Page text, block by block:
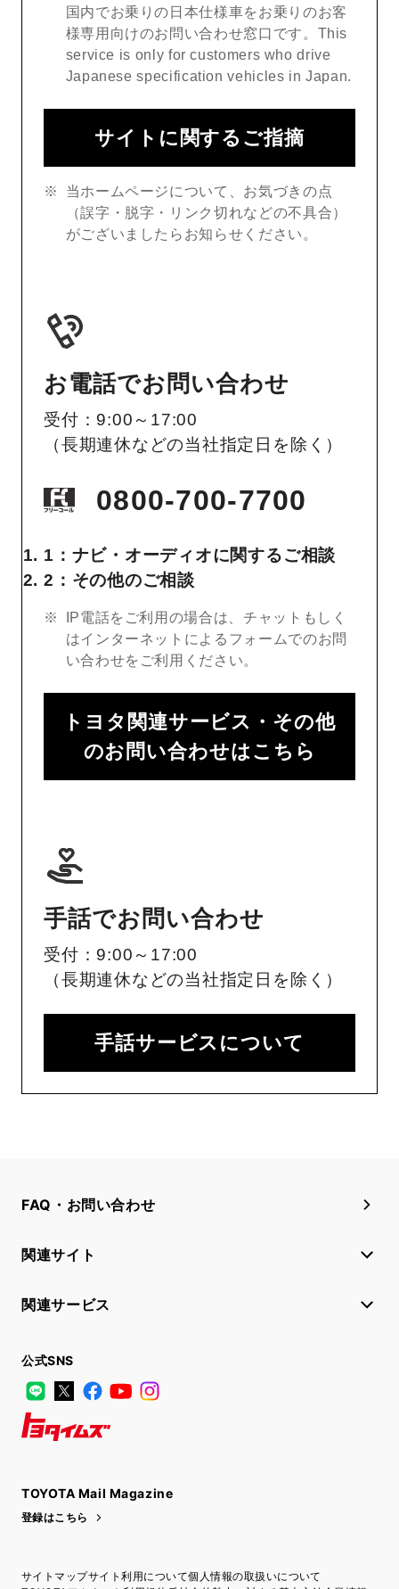
国内でお乗りの日本仕様車をお乗りのお客
様専用向けのお問い合わせ窓口です。This
service is only for customers who drive
Japanese specification vehicles in Japan.
サイトに関するご指摘
当ホームページについて、お気づきの点
（誤字・脱字・リンク切れなどの不具合）
がございましたらお知らせください。
お電話でお問い合わせ
受付：9:00～17:00
（長期連休などの当社指定日を除く）
0800-700-7700
1：ナビ・オーディオに関するご相談
2：その他のご相談
IP電話をご利用の場合は、チャットもしく
はインターネットによるフォームでのお問
い合わせをご利用ください。
トヨタ関連サービス・その他
のお問い合わせはこちら
手話でお問い合わせ
受付：9:00～17:00
（長期連休などの当社指定日を除く）
手話サービスについて
FAQ・お問い合わせ
関連サイト
関連サービス
公式SNS
LINE
X FacebookYouTube
TOYOTA Mail Magazine
登録はこちら
サイトマップサイト利用について個人情報の取扱いについて